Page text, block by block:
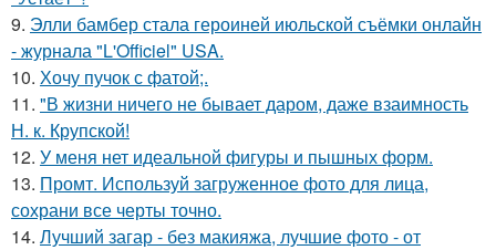
9. Элли бамбер стала героиней июльской съёмки онлайн
- журнала "L'Officiel" USA.
10. Хочу пучок с фатой;.
11. "В жизни ничего не бывает даром, даже взаимность
Н. к. Крупской!
12. У меня нет идеальной фигуры и пышных форм.
13. Промт. Используй загруженное фото для лица,
сохрани все черты точно.
14. Лучший загар - без макияжа, лучшие фото - от